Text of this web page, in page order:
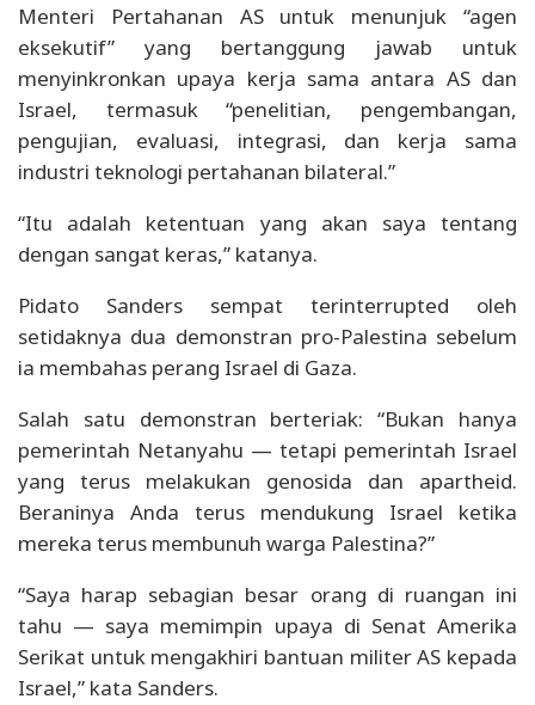
Menteri Pertahanan AS untuk menunjuk “agen
eksekutif” yang bertanggung jawab untuk
menyinkronkan upaya kerja sama antara AS dan
Israel, termasuk “penelitian, pengembangan,
pengujian, evaluasi, integrasi, dan kerja sama
industri teknologi pertahanan bilateral.”
“Itu adalah ketentuan yang akan saya tentang
dengan sangat keras,” katanya.
Pidato Sanders sempat terinterrupted oleh
setidaknya dua demonstran pro-Palestina sebelum
ia membahas perang Israel di Gaza.
Salah satu demonstran berteriak: “Bukan hanya
pemerintah Netanyahu — tetapi pemerintah Israel
yang terus melakukan genosida dan apartheid.
Beraninya Anda terus mendukung Israel ketika
mereka terus membunuh warga Palestina?”
“Saya harap sebagian besar orang di ruangan ini
tahu — saya memimpin upaya di Senat Amerika
Serikat untuk mengakhiri bantuan militer AS kepada
Israel,” kata Sanders.